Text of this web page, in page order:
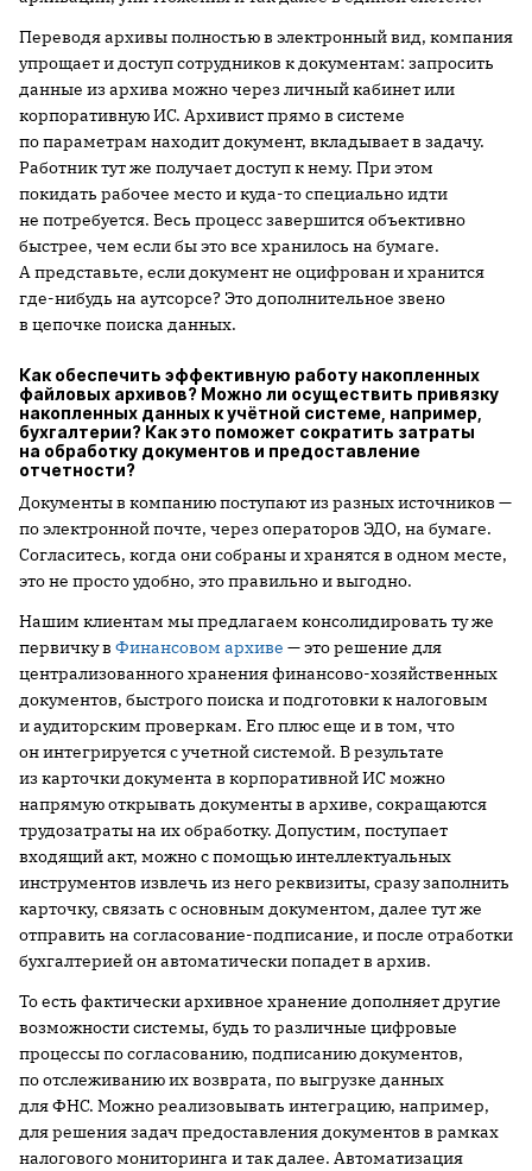
Переводя архивы полностью в электронный вид, компания
упрощает и доступ сотрудников к документам: запросить
данные из архива можно через личный кабинет или
корпоративную ИС. Архивист прямо в системе
по параметрам находит документ, вкладывает в задачу.
Работник тут же получает доступ к нему. При этом
покидать рабочее место и куда-то специально идти
не потребуется. Весь процесс завершится объективно
быстрее, чем если бы это все хранилось на бумаге.
А представьте, если документ не оцифрован и хранится
где-нибудь на аутсорсе? Это дополнительное звено
в цепочке поиска данных.
Как обеспечить эффективную работу накопленных
файловых архивов? Можно ли осуществить привязку
накопленных данных к учётной системе, например,
бухгалтерии? Как это поможет сократить затраты
на обработку документов и предоставление
отчетности?
Документы в компанию поступают из разных источников —
по электронной почте, через операторов ЭДО, на бумаге.
Согласитесь, когда они собраны и хранятся в одном месте,
это не просто удобно, это правильно и выгодно.
Нашим клиентам мы предлагаем консолидировать ту же
первичку в Финансовом архиве — это решение для
централизованного хранения финансово-хозяйственных
документов, быстрого поиска и подготовки к налоговым
и аудиторским проверкам. Его плюс еще и в том, что
он интегрируется с учетной системой. В результате
из карточки документа в корпоративной ИС можно
напрямую открывать документы в архиве, сокращаются
трудозатраты на их обработку. Допустим, поступает
входящий акт, можно с помощью интеллектуальных
инструментов извлечь из него реквизиты, сразу заполнить
карточку, связать с основным документом, далее тут же
отправить на согласование-подписание, и после отработки
бухгалтерией он автоматически попадет в архив.
То есть фактически архивное хранение дополняет другие
возможности системы, будь то различные цифровые
процессы по согласованию, подписанию документов,
по отслеживанию их возврата, по выгрузке данных
для ФНС. Можно реализовывать интеграцию, например,
для решения задач предоставления документов в рамках
налогового мониторинга и так далее. Автоматизация